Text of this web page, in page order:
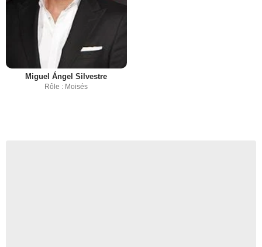
Miguel Ángel Silvestre
Rôle : Moisés